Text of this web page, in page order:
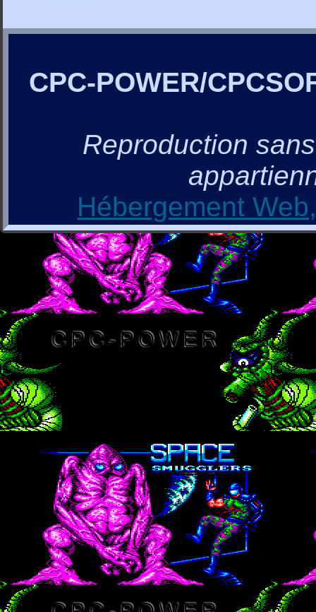
CPC-POWER/
Reproduction
Hébergement